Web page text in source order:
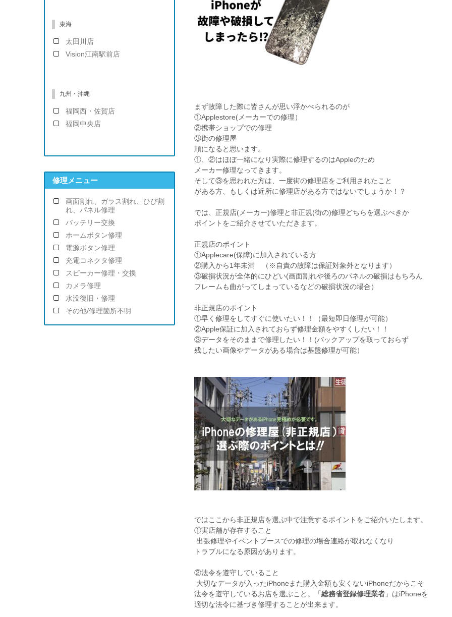
まず故障した際に皆さんが思い浮かべられるのが
①Applestore(メーカーでの修理）
②携帯ショップでの修理
③街の修理屋
順になると思います。
①、②はほぼ一緒になり実際に修理するのはAppleのため
メーカー修理なってきます。
そして③を思われた方は、一度街の修理店をご利用されたこと
がある方、もしくは近所に修理店がある方ではないでしょうか！？
では、正規店(メーカー)修理と非正規(街の)修理どちらを選ぶべきか
ポイントをご紹介させていただきます。
正規店のポイント
①Applecare(保障)に加入されている方
②購入から1年未満 （※自責の故障は保証対象外となります）
③破損状況が全体的にひどい(画面割れや後ろのパネルの破損はもちろん
フレームも曲がってしまっているなどの破損状況の場合）
非正規店のポイント
①早く修理をしてすぐに使いたい！！（最短即日修理が可能）
②Apple保証に加入されておらず修理金額をやすくしたい！！
③データをそのままで修理したい！！(バックアップを取っておらず
残したい画像やデータがある場合は基盤修理が可能）
ではここから非正規店を選ぶ中で注意するポイントをご紹介いたします。
①実店舗が存在すること
出張修理やイベントブースでの修理の場合連絡が取れなくなり
トラブルになる原因があります。
②法令を遵守していること
大切なデータが入ったiPhoneまた購入金額も安くないiPhoneだからこそ
法令を遵守しているお店を選ぶこと。「 総務省登録修理業者」はiPhoneを
適切な法令に基づき修理することが出来ます。
東海
太田川店
Vision江南駅前店
九州・沖縄
福岡西・佐賀店
福岡中央店
修理メニュー
画面割れ、ガラス割れ、ひび割
れ、パネル修理
バッテリー交換
ホームボタン修理
電源ボタン修理
充電コネクタ修理
スピーカー修理・交換
カメラ修理
水没復旧・修理
その他/修理箇所不明